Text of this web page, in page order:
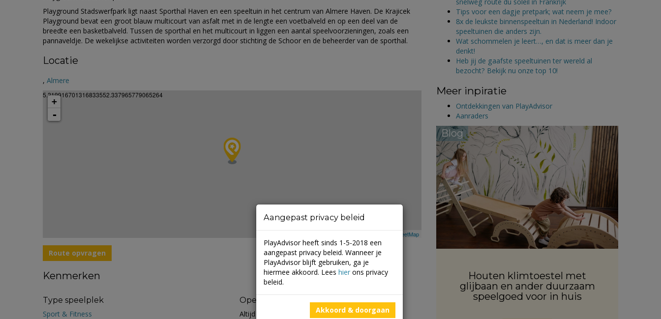
Playground Stadswerfpark ligt naast Sporthal Haven en een speeltuin in het centrum van Almere Haven. De Krajicek
Playground bevat een groot blauw multicourt van asfalt met in de lengte een voetbalveld en op een deel van de
breedte een basketbalveld. Tussen de sporthal en het multicourt in liggen een aantal speelvoorzieningen, zoals een
pannaveldje. De wekelijkse activiteiten worden verzorgd door stichting de Schoor en de beheerder van de sporthal.
Locatie
, Almere
5.219916701316833552.337965779065264
+
-
OpenStreetMap
Route opvragen
Kenmerken
Type speelplek
Sport & Fitness
Openingstijden
Altijd open
Tips voor een dagje pretpark; wat neem je mee?
8x de leukste binnenspeeltuin in Nederland! Indoor
speeltuinen die anders zijn.
Wat schommelen je leert…, en dat is meer dan je
denkt!
Heb jij de gaafste speeltuinen ter wereld al
bezocht? Bekijk nu onze top 10!
Meer inpiratie
Ontdekkingen van PlayAdvisor
Aanraders
Blog
Houten klimtoestel met
glijbaan en ander duurzaam
speelgoed voor in huis
Aangepast privacy beleid
PlayAdvisor heeft sinds 1-5-2018 een
aangepast privacy beleid. Wanneer je
PlayAdvisor blijft gebruiken, ga je
hiermee akkoord. Lees hier ons privacy
beleid.
Akkoord & doorgaan